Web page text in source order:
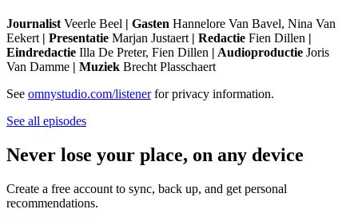
Journalist Veerle Beel | Gasten Hannelore Van Bavel, Nina Van
Eekert | Presentatie Marjan Justaert | Redactie Fien Dillen |
Eindredactie Illa De Preter, Fien Dillen | Audioproductie Joris
Van Damme | Muziek Brecht Plasschaert
See omnystudio.com/listenerfor privacy information.
See all episodes
Never lose your place, on any device
Create a free account to sync, back up, and get personal
recommendations.